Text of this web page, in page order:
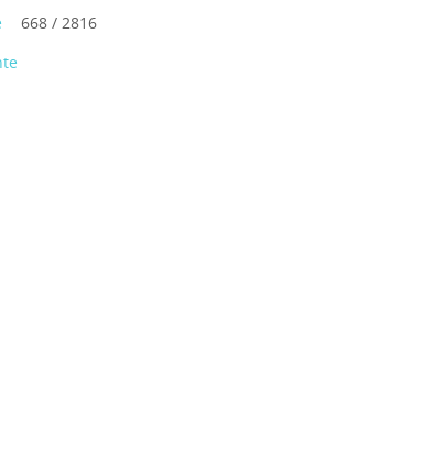
668 / 2816